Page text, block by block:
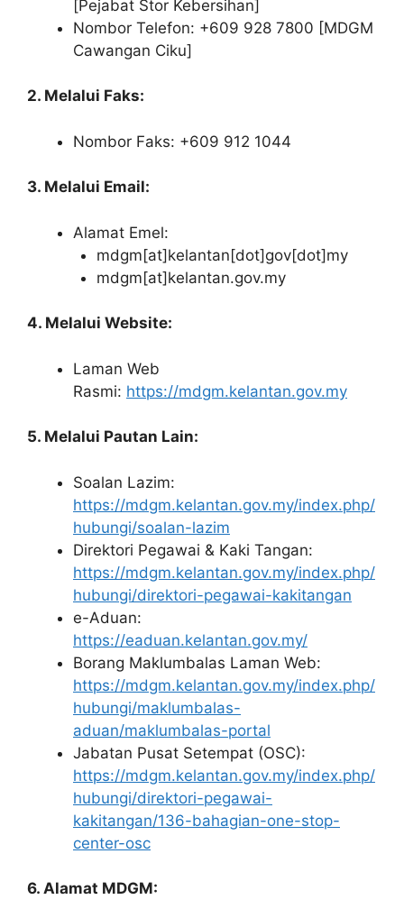
[Pejabat Stor Kebersihan]
Nombor Telefon: +609 928 7800 [MDGM
Cawangan Ciku]
2. Melalui Faks:
Nombor Faks: +609 912 1044
3. Melalui Email:
Alamat Emel:
mdgm[at]kelantan[dot]gov[dot]my
mdgm[at]kelantan.gov.my
4. Melalui Website:
Laman Web
Rasmi: https://mdgm.kelantan.gov.my
5. Melalui Pautan Lain:
Soalan Lazim:
https://mdgm.kelantan.gov.my/index.php/
hubungi/soalan-lazim
Direktori Pegawai & Kaki Tangan:
https://mdgm.kelantan.gov.my/index.php/
hubungi/direktori-pegawai-kakitangan
e-Aduan:
https://eaduan.kelantan.gov.my/
Borang Maklumbalas Laman Web:
https://mdgm.kelantan.gov.my/index.php/
hubungi/maklumbalas-
aduan/maklumbalas-portal
Jabatan Pusat Setempat (OSC):
https://mdgm.kelantan.gov.my/index.php/
hubungi/direktori-pegawai-
kakitangan/136-bahagian-one-stop-
center-osc
6. Alamat MDGM: